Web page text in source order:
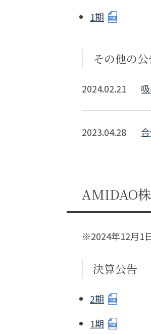
1期
その他の
2024.02.21
2023.04.28
AMIDAO
※2024年12月1
決算公告
2期
1期